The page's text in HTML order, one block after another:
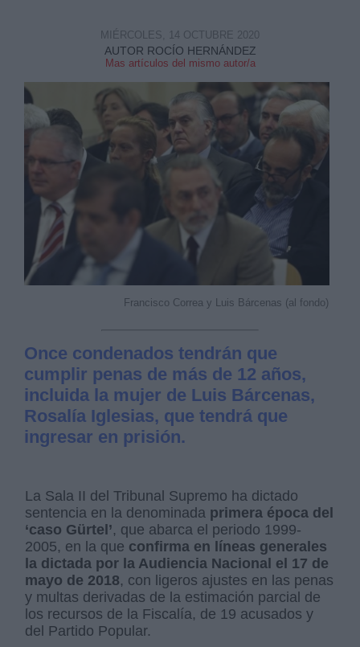
AUTOR ROCÍO HERNÁNDEZ
Mas artículos del mismo autor/a
MIÉRCOLES, 14 OCTUBRE 2020
Francisco Correa y Luis Bárcenas (al fondo)
Once condenados tendrán que
cumplir penas de más de 12 años,
incluida la mujer de Luis Bárcenas,
Rosalía Iglesias, que tendrá que
ingresar en prisión.
La Sala II del Tribunal Supremo ha dictado
sentencia en la denominada primera época del
‘caso Gürtel’, que abarca el periodo 1999-
2005, en la que confirma en líneas generales
la dictada por la Audiencia Nacional el 17 de
mayo de 2018, con ligeros ajustes en las penas
y multas derivadas de la estimación parcial de
los recursos de la Fiscalía, de 19 acusados y
del Partido Popular.